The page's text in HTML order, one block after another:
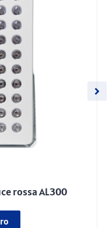
rossa AL300